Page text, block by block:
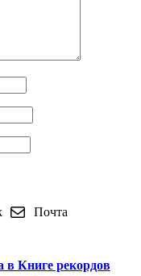
Почта
в Книге рекордов